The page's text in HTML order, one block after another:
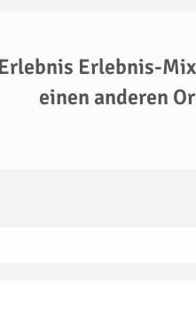
Erlebnis-
einen anderen